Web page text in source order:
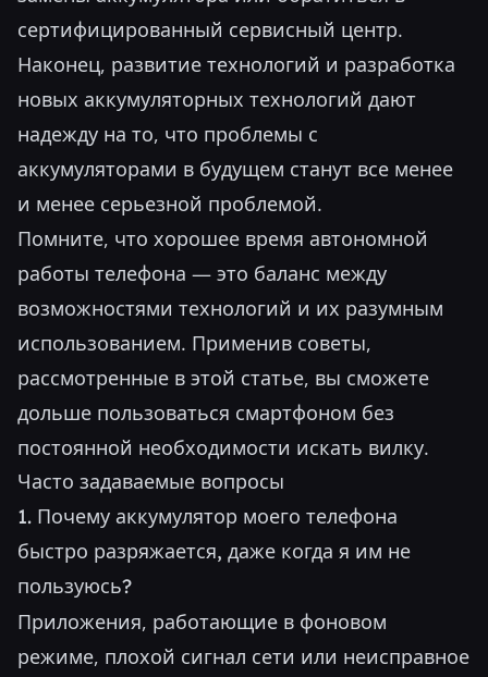
сертифицированный сервисный центр.
Наконец, развитие технологий и разработка
новых аккумуляторных технологий дают
надежду на то, что проблемы с
аккумуляторами в будущем станут все менее
и менее серьезной проблемой.
Помните, что хорошее время автономной
работы телефона — это баланс между
возможностями технологий и их разумным
использованием. Применив советы,
рассмотренные в этой статье, вы сможете
дольше пользоваться смартфоном без
постоянной необходимости искать вилку.
Часто задаваемые вопросы
1. Почему аккумулятор моего телефона
быстро разряжается, даже когда я им не
пользуюсь?
Приложения, работающие в фоновом
режиме, плохой сигнал сети или неисправное